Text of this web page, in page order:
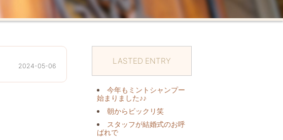
2024-05-06
LASTED ENTRY
今年もミントシャンプー
始まりました♪♪
朝からビックリ️笑
スタッフが結婚式のお呼
ばれで